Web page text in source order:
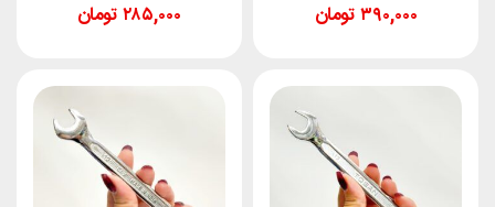
تومان۳۹۰,۰۰۰ تومان۲۸۵,۰۰۰